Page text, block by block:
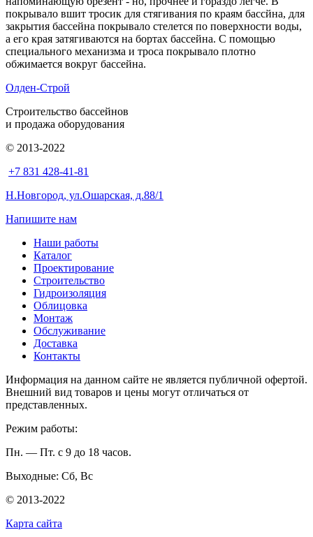
покрывало вшит тросик для стягивания по краям бассйна, для
закрытия бассейна покрывало стелется по поверхности воды,
а его края затягиваются на бортах бассейна. С помощью
специального механизма и троса покрывало плотно
обжимается вокруг бассейна.
Олден-Строй
Строительство бассейнов
и продажа оборудования
© 2013-2022
+7 831 428-41-81
Н.Новгород, ул.Ошарская, д.88/1
Напишите нам
Наши работы
Каталог
Проектирование
Строительство
Гидроизоляция
Облицовка
Монтаж
Обслуживание
Доставка
Контакты
Информация на данном сайте не является публичной офертой.
Внешний вид товаров и цены могут отличаться от
представленных.
Режим работы:
Пн. — Пт. с 9 до 18 часов.
Выходные: Сб, Вс
© 2013-2022
Карта сайта